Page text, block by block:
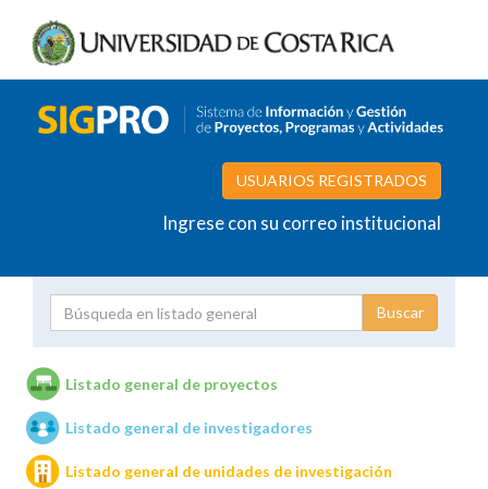
USUARIOS REGISTRADOS
Ingrese con su correo institucional
Unidades de investigación
Listado general de proyectos
Listado general de investigadores
Listado general de unidades de investigación